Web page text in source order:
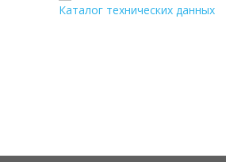
Каталог технических данных